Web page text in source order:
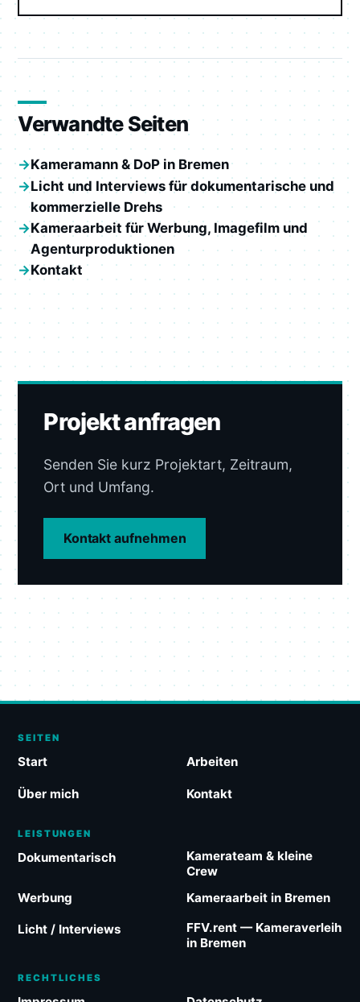
Verwandte Seiten
Kameramann & DoP in Bremen
Licht und Interviews für dokumentarische und
kommerzielle Drehs
Kameraarbeit für Werbung, Imagefilm und
Agenturproduktionen
Kontakt
Projekt anfragen
Senden Sie kurz Projektart, Zeitraum,
Ort und Umfang.
Kontakt aufnehmen
SEITEN
Start Arbeiten
Über mich Kontakt
LEISTUNGEN
Dokumentarisch
Werbung
Licht / Interviews
Kameraarbeit in Bremen
Kamerateam & kleine
Crew
FFV.rent — Kameraverleih
in Bremen
RECHTLICHES